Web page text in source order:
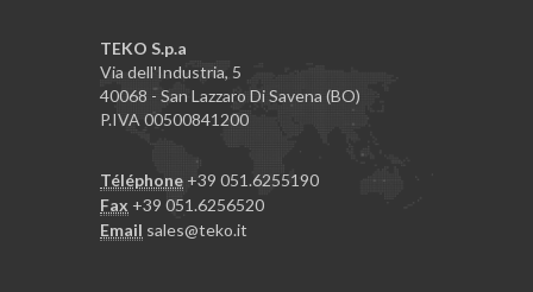
TEKO S.p.a
Via dell'Industria, 5
40068 - San Lazzaro Di Savena (BO)
P.IVA 00500841200
Téléphone +39 051.6255190
Fax +39 051.6256520
Email sales@teko.it